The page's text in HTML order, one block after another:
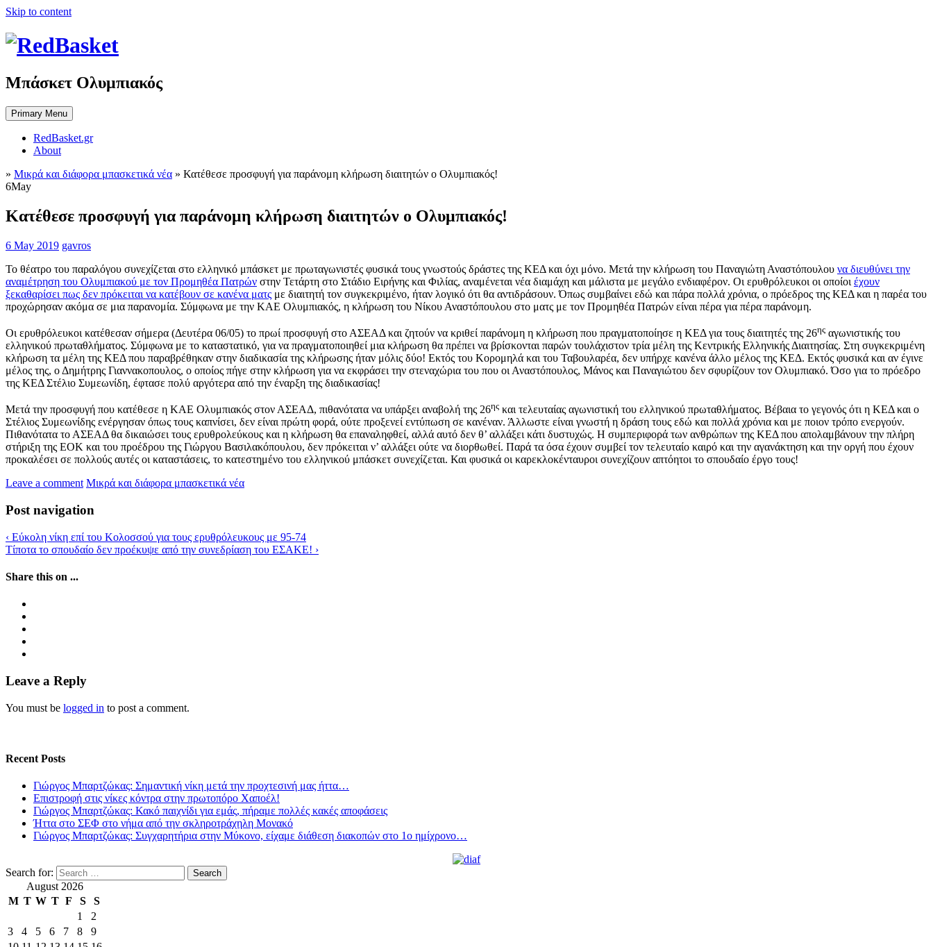
Skip to content
Μπάσκετ Ολυμπιακός
Primary Menu
RedBasket.gr
About
» Μικρά και διάφορα μπασκετικά νέα » Κατέθεσε προσφυγή για παράνομη κλήρωση διαιτητών ο Ολυμπιακός!
6May
Κατέθεσε προσφυγή για παράνομη κλήρωση διαιτητών ο Ολυμπιακός!
6 May 2019 gavros
Το θέατρο του παραλόγου συνεχίζεται στο ελληνικό μπάσκετ με πρωταγωνιστές φυσικά τους γνωστούς δράστες της ΚΕΔ και όχι μόνο. Μετά την κλήρωση του Παναγιώτη Αναστόπουλου να διευθύνει την
αναμέτρηση του Ολυμπιακού με τον Προμηθέα Πατρών στην Τετάρτη στο Στάδιο Ειρήνης και Φιλίας, αναμένεται νέα διαμάχη και μάλιστα με μεγάλο ενδιαφέρον. Οι ερυθρόλευκοι οι οποίοι έχουν
ξεκαθαρίσει πως δεν πρόκειται να κατέβουν σε κανένα ματς με διαιτητή τον συγκεκριμένο, ήταν λογικό ότι θα αντιδράσουν. Όπως συμβαίνει εδώ και πάρα πολλά χρόνια, ο πρόεδρος της ΚΕΔ και η παρέα του
προχώρησαν ακόμα σε μια παρανομία. Σύμφωνα με την ΚΑΕ Ολυμπιακός, η κλήρωση του Νίκου Αναστόπουλου στο ματς με τον Προμηθέα Πατρών είναι πέρα για πέρα παράνομη.
Οι ερυθρόλευκοι κατέθεσαν σήμερα (Δευτέρα 06/05) το πρωί προσφυγή στο ΑΣΕΑΔ και ζητούν να κριθεί παράνομη η κλήρωση που πραγματοποίησε η ΚΕΔ για τους διαιτητές της 26ης αγωνιστικής του
ελληνικού πρωταθλήματος. Σύμφωνα με το καταστατικό, για να πραγματοποιηθεί μια κλήρωση θα πρέπει να βρίσκονται παρών τουλάχιστον τρία μέλη της Κεντρικής Ελληνικής Διαιτησίας. Στη συγκεκριμένη
κλήρωση τα μέλη της ΚΕΔ που παραβρέθηκαν στην διαδικασία της κλήρωσης ήταν μόλις δύο! Εκτός του Κορομηλά και του Ταβουλαρέα, δεν υπήρχε κανένα άλλο μέλος της ΚΕΔ. Εκτός φυσικά και αν έγινε
μέλος της, ο Δημήτρης Γιαννακοπουλος, ο οποίος πήγε στην κλήρωση για να εκφράσει την στεναχώρια του που οι Αναστόπουλος, Μάνος και Παναγιώτου δεν σφυρίζουν τον Ολυμπιακό. Όσο για το πρόεδρο
της ΚΕΔ Στέλιο Συμεωνίδη, έφτασε πολύ αργότερα από την έναρξη της διαδικασίας!
Μετά την προσφυγή που κατέθεσε η ΚΑΕ Ολυμπιακός στον ΑΣΕΑΔ, πιθανότατα να υπάρξει αναβολή της 26ης και τελευταίας αγωνιστική του ελληνικού πρωταθλήματος. Βέβαια το γεγονός ότι η ΚΕΔ και ο
Στέλιος Συμεωνίδης ενέργησαν όπως τους καπνίσει, δεν είναι πρώτη φορά, ούτε προξενεί εντύπωση σε κανέναν. Άλλωστε είναι γνωστή η δράση τους εδώ και πολλά χρόνια και με ποιον τρόπο ενεργούν.
Πιθανότατα το ΑΣΕΑΔ θα δικαιώσει τους ερυθρολεύκους και η κλήρωση θα επαναληφθεί, αλλά αυτό δεν θ’ αλλάξει κάτι δυστυχώς. Η συμπεριφορά των ανθρώπων της ΚΕΔ που απολαμβάνουν την πλήρη
στήριξη της ΕΟΚ και του προέδρου της Γιώργου Βασιλακόπουλου, δεν πρόκειται ν’ αλλάξει ούτε να διορθωθεί. Παρά τα όσα έχουν συμβεί τον τελευταίο καιρό και την αγανάκτηση και την οργή που έχουν
προκαλέσει σε πολλούς αυτές οι καταστάσεις, το κατεστημένο του ελληνικού μπάσκετ συνεχίζεται. Και φυσικά οι καρεκλοκένταυροι συνεχίζουν απτόητοι το σπουδαίο έργο τους!
Leave a comment Μικρά και διάφορα μπασκετικά νέα
Post navigation
‹ Εύκολη νίκη επί του Κολοσσού για τους ερυθρόλευκους με 95-74
Τίποτα το σπουδαίο δεν προέκυψε από την συνεδρίαση του ΕΣΑΚΕ! ›
Share this on ...
Leave a Reply
You must be logged in to post a comment.
Recent Posts
Γιώργος Μπαρτζώκας: Σημαντική νίκη μετά την προχτεσινή μας ήττα…
Επιστροφή στις νίκες κόντρα στην πρωτοπόρο Χαποέλ!
Γιώργος Μπαρτζώκας: Κακό παιχνίδι για εμάς, πήραμε πολλές κακές αποφάσεις
Ήττα στο ΣΕΦ στο νήμα από την σκληροτράχηλη Μονακό
Γιώργος Μπαρτζώκας: Συγχαρητήρια στην Μύκονο, είχαμε διάθεση διακοπών στο 1ο ημίχρονο…
Search for:
August 2026
M T W T F S
S
1
2
3
4 5 6 7 8
9